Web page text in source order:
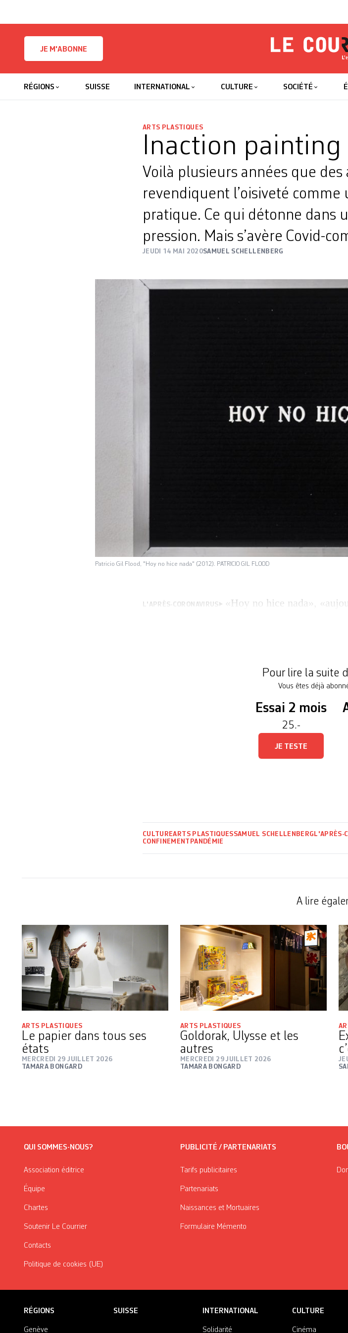
JE M'ABONNE
Le
RÉGIONS SUISSE INTERNATIONAL CULTURE SOCIÉTÉ
ARTS PLASTIQUES
Inaction painting
Voilà plusieurs années que des
revendiquent l’oisiveté
pratique. Ce qui détonne dans
pression. Mais s’avère Covid-
JEUDI 14 MAI 2020SAMUEL SCHELLENBERG
Patricio Gil Flood, "Hoy no hice nada" (2012). PATRICIO GIL FLOOD
L'APRÈS-CORONAVIRUS
«Hoy no hice nada»,
Pour lire la suite
Vous êtes déjà
Essai 2 mois
25.-
JE TESTE
CULTUREARTS PLASTIQUESSAMUEL SCHELLENBERG L'APRÈS-
CONFINEMENT PANDÉMIE
A lire
ARTS PLASTIQUES
Le papier dans tous ses
états
MERCREDI 29 JUILLET 2026
TAMARA BONGARD
ARTS PLASTIQUES
Goldorak, Ulysse et les
autres
MERCREDI 29 JUILLET 2026
TAMARA BONGARD
QUI SOMMES-NOUS?
Association éditrice
Équipe
Chartes
Soutenir Le Courrier
Contacts
Politique de cookies (UE)
PUBLICITÉ / PARTENARIATS
Tarifs publicitaires
Partenariats
Naissances et Mortuaires
Formulaire Mémento
RÉGIONS
Genève
SUISSE INTERNATIONAL
Solidarité
CULTURE
Cinéma